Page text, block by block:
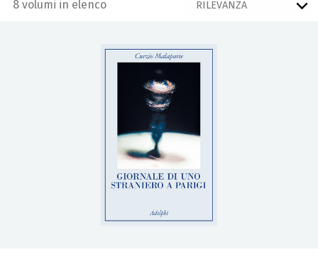
8 volumi in elenco